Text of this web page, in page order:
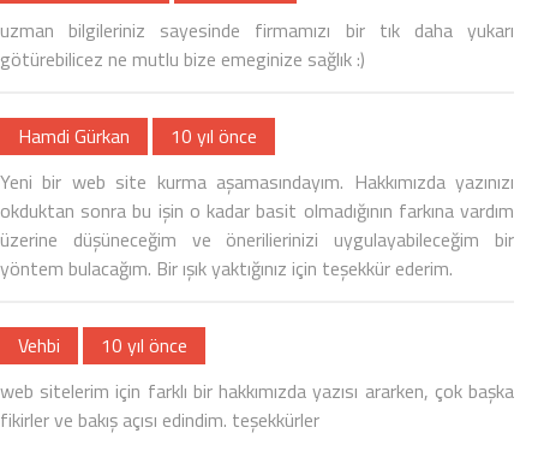
uzman bilgileriniz sayesinde firmamızı bir tık daha yukarı
götürebilicez ne mutlu bize emeginize sağlık :)
Hamdi Gürkan
10 yıl önce
Yeni bir web site kurma aşamasındayım. Hakkımızda yazınızı
okduktan sonra bu işin o kadar basit olmadığının farkına vardım
üzerine düşüneceğim ve önerilierinizi uygulayabileceğim bir
yöntem bulacağım. Bir ışık yaktığınız için teşekkür ederim.
Vehbi
10 yıl önce
web sitelerim için farklı bir hakkımızda yazısı ararken, çok başka
fikirler ve bakış açısı edindim. teşekkürler